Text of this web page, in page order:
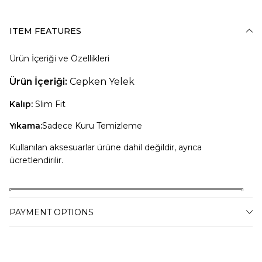
ITEM FEATURES
Ürün İçeriği ve Özellikleri
Ürün İçeriği: Cepken Yelek
Kalıp: Slim Fit
Yıkama:Sadece Kuru Temizleme
Kullanılan aksesuarlar ürüne dahil değildir, ayrıca
ücretlendirilir.
S Beden
PAYMENT OPTIONS